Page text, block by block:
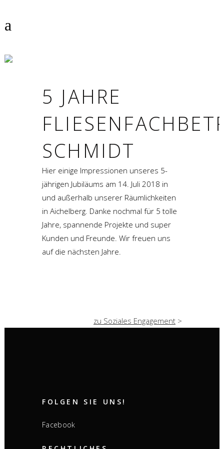
5 JAHRE
SCHMIDT
Hier einige Impressionen unseres 5-
jährigen Jubiläums am 14. Juli 2018 in
und außerhalb unserer Räumlichkeiten
in Aichelberg. Danke nochmal für 5 tolle
Jahre, spannende Projekte und super
Kunden und Freunde. Wir freuen uns
auf die nächsten Jahre.
zu Soziales Engagement >
FOLGEN SIE UNS!
Facebook